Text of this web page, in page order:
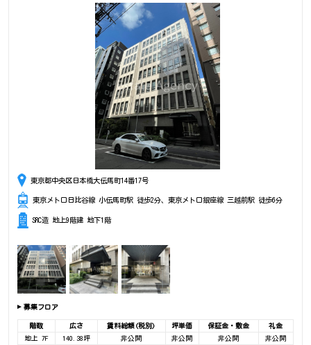
東京都中央区日本橋大伝馬町14番17号
東京メトロ日比谷線 小伝馬町駅 徒歩2分、東京メトロ銀座線 三越前駅 徒歩6分
SRC造 地上9階建 地下1階
募集フロア
階数 広さ 賃料総額(税別) 坪単価 保証金・敷金
礼金
地上 7F
140.38坪 非公開 非公開 非公開 非公開